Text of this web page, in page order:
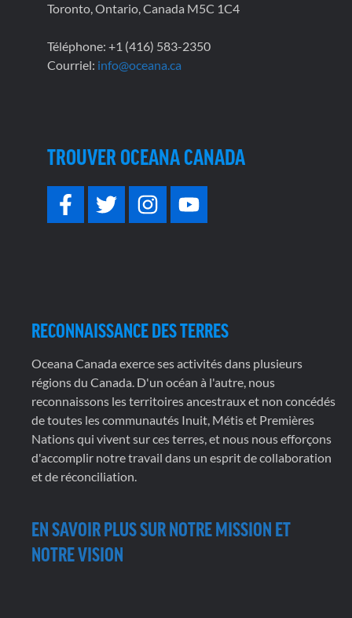
Toronto, Ontario, Canada M5C 1C4
Téléphone: +1 (416) 583-2350
Courriel: info@oceana.ca
TROUVER OCEANA CANADA
RECONNAISSANCE DES TERRES
Oceana Canada exerce ses activités dans plusieurs
régions du Canada. D'un océan à l'autre, nous
reconnaissons les territoires ancestraux et non concédés
de toutes les communautés Inuit, Métis et Premières
Nations qui vivent sur ces terres, et nous nous efforçons
d'accomplir notre travail dans un esprit de collaboration
et de réconciliation.
EN SAVOIR PLUS SUR NOTRE MISSION ET
NOTRE VISION